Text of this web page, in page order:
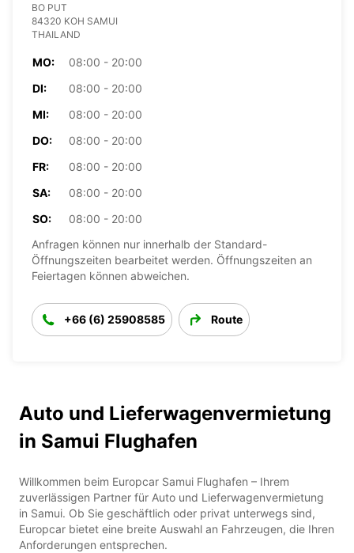
BO PUT
84320 KOH SAMUI
THAILAND
MO:
08:00 - 20:00
DI:
08:00 - 20:00
MI:
08:00 - 20:00
DO:
08:00 - 20:00
FR:
08:00 - 20:00
SA:
08:00 - 20:00
SO:
08:00 - 20:00
Anfragen können nur innerhalb der Standard-
Öffnungszeiten bearbeitet werden. Öffnungszeiten an
Feiertagen können abweichen.
+66 (6) 25908585 Route
Auto und Lieferwagenvermietung
in Samui Flughafen
Willkommen beim Europcar Samui Flughafen – Ihrem
zuverlässigen Partner für Auto und Lieferwagenvermietung
in Samui. Ob Sie geschäftlich oder privat unterwegs sind,
Europcar bietet eine breite Auswahl an Fahrzeugen, die Ihren
Anforderungen entsprechen.